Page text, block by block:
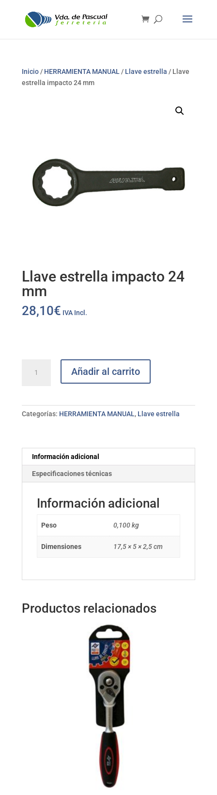
Inicio/ HERRAMIENTA MANUAL / Llave estrella / Llave
estrella impacto 24 mm
Llave estrella impacto 24
mm
28,10€ IVA Incl.
estrella
cantidad
Añadir al carrito
Categorías: HERRAMIENTA MANUAL, Llave estrella
Información adicional
Especificaciones técnicas
Información adicional
Peso 0,100 kg
Dimensiones 17,5 × 5 × 2,5 cm
Productos relacionados